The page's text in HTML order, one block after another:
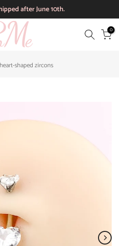
after June 10th.
0
shaped zircons